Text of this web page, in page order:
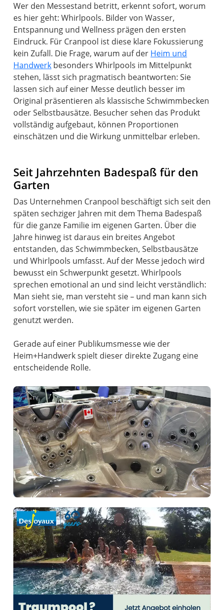
Wer den Messestand betritt, erkennt sofort, worum
es hier geht: Whirlpools. Bilder von Wasser,
Entspannung und Wellness prägen den ersten
Eindruck. Für Cranpool ist diese klare Fokussierung
kein Zufall. Die Frage, warum auf der Heim und
Handwerk besonders Whirlpools im Mittelpunkt
stehen, lässt sich pragmatisch beantworten: Sie
lassen sich auf einer Messe deutlich besser im
Original präsentieren als klassische Schwimmbecken
oder Selbstbausätze. Besucher sehen das Produkt
vollständig aufgebaut, können Proportionen
einschätzen und die Wirkung unmittelbar erleben.
Seit Jahrzehnten Badespaß für den
Garten
Das Unternehmen Cranpool beschäftigt sich seit den
späten sechziger Jahren mit dem Thema Badespaß
für die ganze Familie im eigenen Garten. Über die
Jahre hinweg ist daraus ein breites Angebot
entstanden, das Schwimmbecken, Selbstbausätze
und Whirlpools umfasst. Auf der Messe jedoch wird
bewusst ein Schwerpunkt gesetzt. Whirlpools
sprechen emotional an und sind leicht verständlich:
Man sieht sie, man versteht sie – und man kann sich
sofort vorstellen, wie sie später im eigenen Garten
genutzt werden.
Gerade auf einer Publikumsmesse wie der
Heim+Handwerk spielt dieser direkte Zugang eine
entscheidende Rolle.